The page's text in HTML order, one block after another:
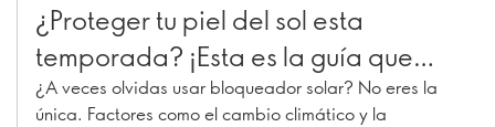
¿Proteger tu piel del sol esta
temporada? ¡Esta es la guía que
debes de tener a la mano!
¿A veces olvidas usar bloqueador solar? No eres la
única. Factores como el cambio climático y la